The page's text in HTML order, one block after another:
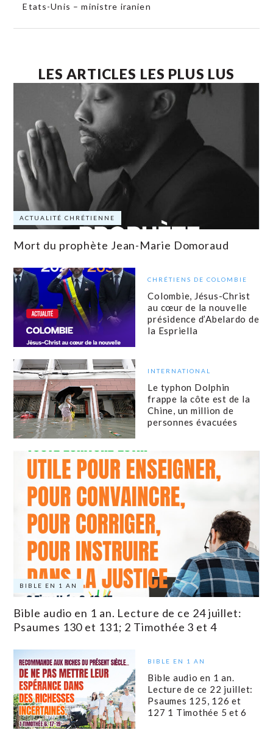
Etats-Unis – ministre iranien
LES ARTICLES LES PLUS LUS
ACTUALITÉ CHRÉTIENNE
Mort du prophète Jean-Marie Domoraud
CHRÉTIENS DE COLOMBIE
Colombie, Jésus-Christ
au cœur de la nouvelle
présidence d’Abelardo de
la Espriella
INTERNATIONAL
Le typhon Dolphin
frappe la côte est de la
Chine, un million de
personnes évacuées
BIBLE EN 1 AN
Bible audio en 1 an. Lecture de ce 24 juillet:
Psaumes 130 et 131; 2 Timothée 3 et 4
BIBLE EN 1 AN
Bible audio en 1 an.
Lecture de ce 22 juillet:
Psaumes 125, 126 et
127 1 Timothée 5 et 6